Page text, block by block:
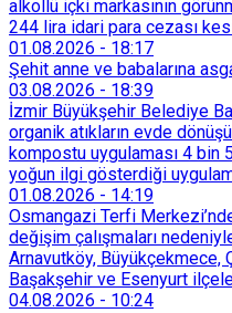
alkollü içki markasının
244 lira idari para cezası
taşımadığını savunan Dören,
başvurdu.
01.08.2026 - 18:17
Şehit anne ve babalarına
03.08.2026 - 18:39
İzmir Büyükşehir Belediye
organik atıkların evde
kompostu uygulaması 4 bin
yoğun ilgi gösterdiği
Tarımsal Hizmetler Dairesi
128 bokaşi kompost eğitimi
sürdürülebilir atık yönetimi
01.08.2026 - 14:19
Osmangazi Terfi
değişim çalışmaları
Arnavutköy, Büyükçekmece,
Başakşehir ve Esenyurt
süreyle su verilemeyecek.
04.08.2026 - 10:24